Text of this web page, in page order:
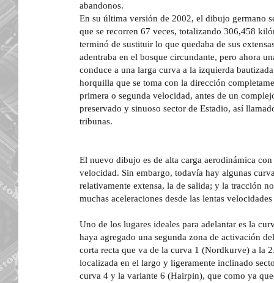
abandonos.
En su última versión de 2002, el dibujo germano
que se recorren 67 veces, totalizando 306,458
terminó de sustituir lo que quedaba de sus
adentraba en el bosque circundante, pero ahora
conduce a una larga curva a la izquierda
horquilla que se toma con la dirección
primera o segunda velocidad, antes de un
preservado y sinuoso sector de Estadio, así
tribunas.
El nuevo dibujo es de alta carga aerodinámica
velocidad. Sin embargo, todavía hay algunas
relativamente extensa, la de salida; y la tracción
muchas aceleraciones desde las lentas
Uno de los lugares ideales para adelantar es la
haya agregado una segunda zona de activación
corta recta que va de la curva 1 (Nordkurve) a la
localizada en el largo y ligeramente inclinado
curva 4 y la variante 6 (Hairpin), que como ya